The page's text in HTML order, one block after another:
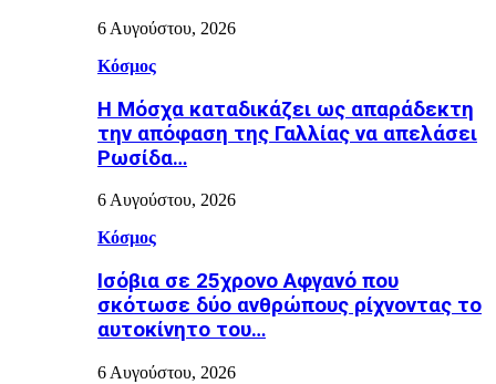
6 Αυγούστου, 2026
Κόσμος
Η Μόσχα καταδικάζει ως απαράδεκτη
την απόφαση της Γαλλίας να απελάσει
Ρωσίδα…
6 Αυγούστου, 2026
Κόσμος
Ισόβια σε 25χρονο Αφγανό που
σκότωσε δύο ανθρώπους ρίχνοντας το
αυτοκίνητο του…
6 Αυγούστου, 2026